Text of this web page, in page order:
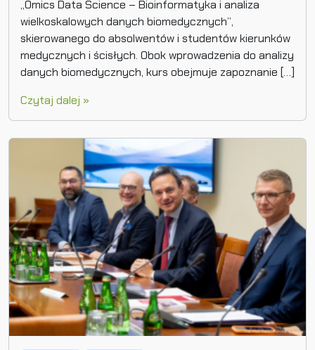
„Omics Data Science – Bioinformatyka i analiza
wielkoskalowych danych biomedycznych”,
skierowanego do absolwentów i studentów kierunków
medycznych i ścisłych. Obok wprowadzenia do analizy
danych biomedycznych, kurs obejmuje zapoznanie […]
Czytaj dalej »